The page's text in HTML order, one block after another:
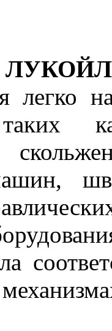
легко
таких